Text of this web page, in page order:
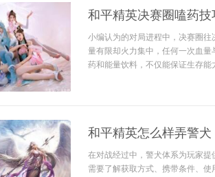
和平精英决赛圈嗑药技
小编认为的对局进程中，决赛圈
量有限却火力集中，任何一次血
药和能量饮料，不仅能保证生存能
和平精英怎么样弄警犬
在对战经过中，警犬体系为玩家
需要了解获取方式、携带条件、